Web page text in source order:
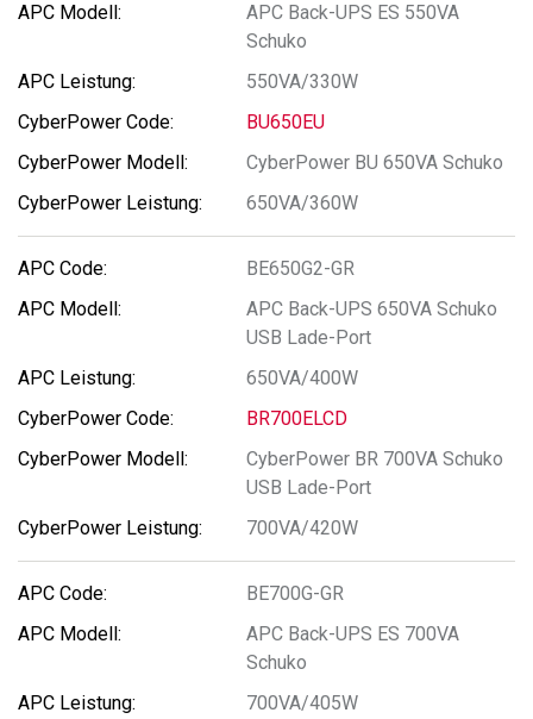
APC Back-UPS ES 550VA
Schuko
550VA/330W
BU650EU
CyberPower BU 650VA Schuko
650VA/360W
BE650G2-GR
APC Back-UPS 650VA Schuko
USB Lade-Port
650VA/400W
BR700ELCD
CyberPower BR 700VA Schuko
USB Lade-Port
700VA/420W
BE700G-GR
APC Back-UPS ES 700VA
Schuko
700VA/405W